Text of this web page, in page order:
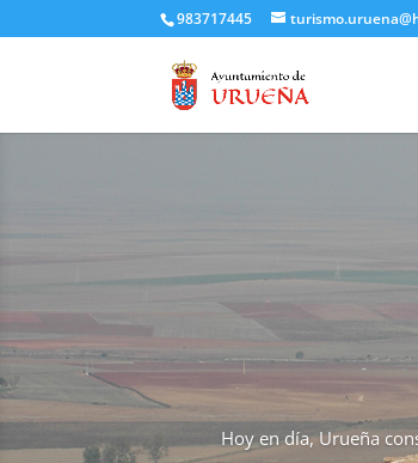
983717445
Hoy en día, Urueña